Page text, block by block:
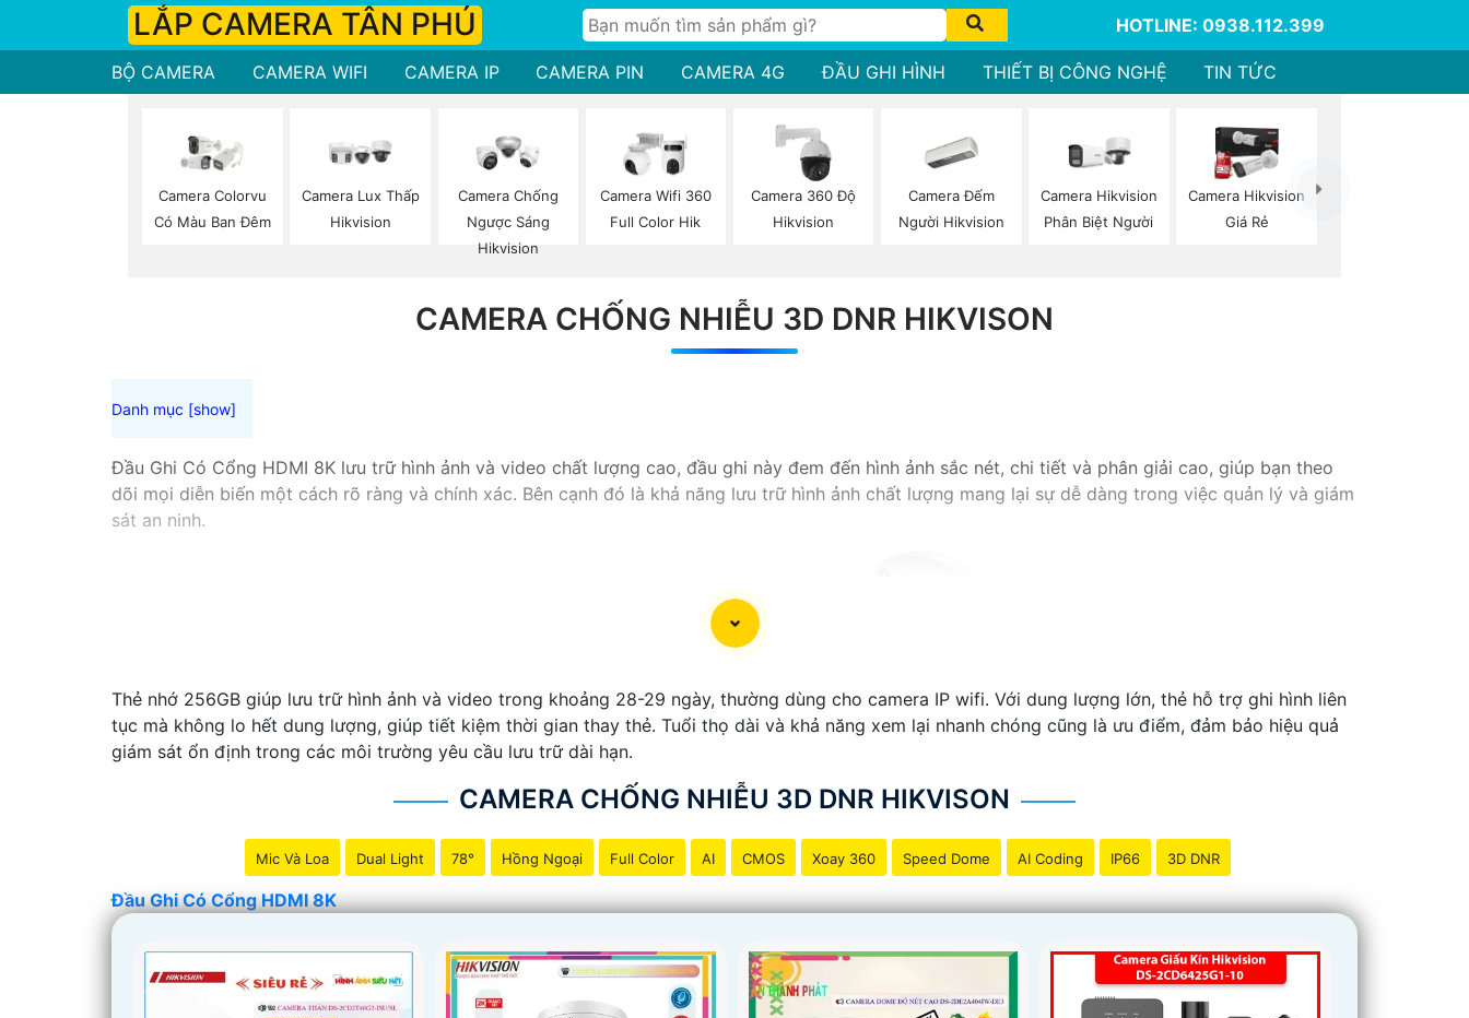
LẮP CAMERA TÂN PHÚ HOTLINE: 0938.112.399
BỘ CAMERA CAMERA WIFI CAMERA IP CAMERA PIN CAMERA 4G ĐẦU GHI HÌNH THIẾT BỊ CÔNG NGHỆ TIN TỨC
Camera Colorvu
Có Màu Ban Đêm
Camera Lux Thấp
Hikvision
Camera Chống
Ngược Sáng
Hikvision
Camera Wifi 360
Full Color Hik
Camera 360 Độ
Hikvision
Camera Đếm
Người Hikvision
Camera Hikvision
Phân Biệt Người
Camera Hikvision
Giá Rẻ
CAMERA CHỐNG NHIỄU 3D DNR HIKVISON
Đầu Ghi Có Cổng HDMI 8K lưu trữ hình ảnh và video chất lượng cao, đầu ghi này đem đến hình ảnh sắc nét, chi tiết và phân giải cao, giúp bạn theo
dõi mọi diễn biến một cách rõ ràng và chính xác. Bên cạnh đó là khả năng lưu trữ hình ảnh chất lượng mang lại sự dễ dàng trong việc quản lý và giám
sát an ninh.
Thẻ nhớ 256GB giúp lưu trữ hình ảnh và video trong khoảng 28-29 ngày, thường dùng cho camera IP wifi. Với dung lượng lớn, thẻ hỗ trợ ghi hình liên
tục mà không lo hết dung lượng, giúp tiết kiệm thời gian thay thẻ. Tuổi thọ dài và khả năng xem lại nhanh chóng cũng là ưu điểm, đảm bảo hiệu quả
giám sát ổn định trong các môi trường yêu cầu lưu trữ dài hạn.
CAMERA CHỐNG NHIỄU 3D DNR HIKVISON
Mic Và Loa Dual Light 78° Hồng Ngoại Full Color AI CMOS Xoay 360 Speed Dome AI Coding IP66 3D DNR
Đầu Ghi Có Cổng HDMI 8K